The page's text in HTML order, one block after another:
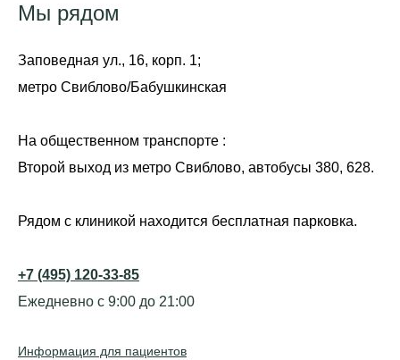
Мы рядом
Заповедная ул., 16, корп. 1;
метро Свиблово/Бабушкинская
На общественном транспорте :
Второй выход из метро Свиблово, автобусы 380, 628.
Рядом с клиникой находится бесплатная парковка.
+7 (495) 120-33-85
Ежедневно с 9:00 до 21:00
Информация для пациентов